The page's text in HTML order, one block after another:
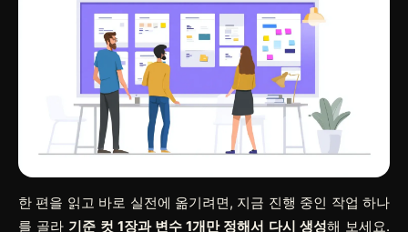
한 편을 읽고 바로 실전에 옮기려면, 지금 진행 중인 작업 하나
를 골라 기준 컷 1장과 변수 1개만 정해서 다시 생성해 보세요.